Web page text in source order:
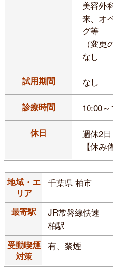
美容外
来、オ
グ等
（変更
なし
試用期間 なし
診療時間 10:00～
休日
週休2日
【休み
地域・エ
リア
千葉県 柏市
最寄駅
JR常磐線快速
柏駅
受動喫煙
対策
有、禁煙